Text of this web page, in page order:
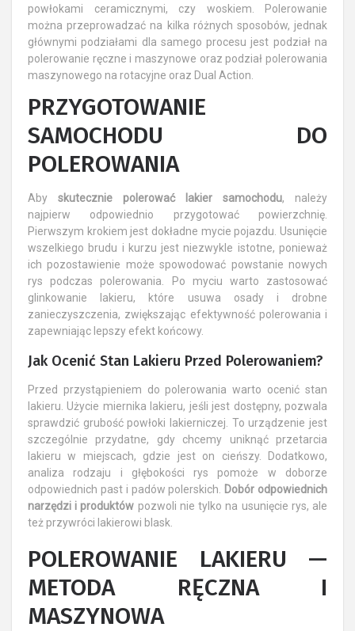
powłokami ceramicznymi, czy woskiem. Polerowanie
można przeprowadzać na kilka różnych sposobów, jednak
głównymi podziałami dla samego procesu jest podział na
polerowanie ręczne i maszynowe oraz podział polerowania
maszynowego na rotacyjne oraz Dual Action.
PRZYGOTOWANIE
SAMOCHODU DO
POLEROWANIA
Aby skutecznie polerować lakier samochodu, należy
najpierw odpowiednio przygotować powierzchnię.
Pierwszym krokiem jest dokładne mycie pojazdu. Usunięcie
wszelkiego brudu i kurzu jest niezwykle istotne, ponieważ
ich pozostawienie może spowodować powstanie nowych
rys podczas polerowania. Po myciu warto zastosować
glinkowanie lakieru, które usuwa osady i drobne
zanieczyszczenia, zwiększając efektywność polerowania i
zapewniając lepszy efekt końcowy.
Jak Ocenić Stan Lakieru Przed Polerowaniem?
Przed przystąpieniem do polerowania warto ocenić stan
lakieru. Użycie miernika lakieru, jeśli jest dostępny, pozwala
sprawdzić grubość powłoki lakierniczej. To urządzenie jest
szczególnie przydatne, gdy chcemy uniknąć przetarcia
lakieru w miejscach, gdzie jest on cieńszy. Dodatkowo,
analiza rodzaju i głębokości rys pomoże w doborze
odpowiednich past i padów polerskich.
Dobór odpowiednich
narzędzi i produktów pozwoli nie tylko na usunięcie rys, ale
też przywróci lakierowi blask.
POLEROWANIE LAKIERU —
METODA RĘCZNA I
MASZYNOWA